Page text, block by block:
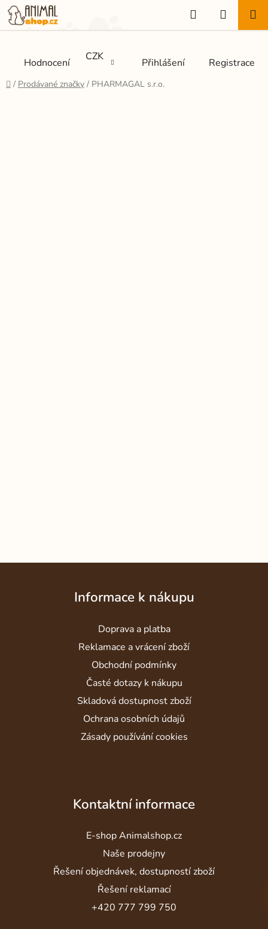
Přejít
na
obsah
Hodnocení CZK Přihlášení Registrace
Hledat
KOŠÍK
Domů
/ Prodávané značky / PHARMAGAL s.r.o.
Informace k nákupu
Doprava a platba
Reklamace a vrácení zboží
Obchodní podmínky
Časté dotazy k nákupu
Skladová dostupnost zboží
Ochrana osobních údajů
Zásady používání cookies
Kontaktní informace
E-shop Animalshop.cz
Naše prodejny
Řešení objednávek, dostupností zboží
Řešení reklamací
+420 777 799 750